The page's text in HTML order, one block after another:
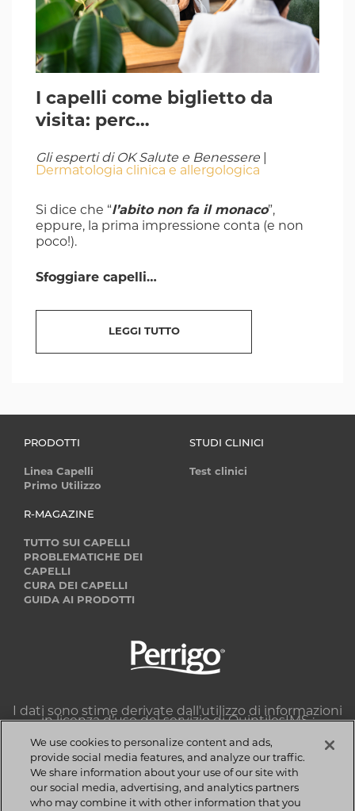
I capelli come biglietto da
visita: perc…
Gli esperti di OK Salute e Benessere
Dermatologia clinica e allergologica
Si dice che “l’abito non fa il monaco”,
eppure, la prima impressione conta (e non
poco!).
Sfoggiare capelli…
LEGGI TUTTO
Image
PRODOTTI
Linea Capelli
Primo Utilizzo
STUDI CLINICI
Test clinici
R-MAGAZINE
TUTTO SUI CAPELLI
PROBLEMATICHE DEI
CAPELLI
CURA DEI CAPELLI
GUIDA AI PRODOTTI
I dati sono stime derivate dall'utilizzo di informazioni
in licenza d’uso del servizio di QuintilesIMS :
out unità e valori MAT Settembre 2017.
QuintilesIMS si riserva espressamente tutti i diritti,
compresi i diritti di copia, la distribuzione e la
riproduzione.
Copyright © 2018 Perrigo Italia S.r.l | Tutti i diritti
We use cookies to personalize content and ads,
provide social media features, and analyze our traffic.
We share information about your use of our site with
our social media, advertising, and analytics partners
who may combine it with other information that you